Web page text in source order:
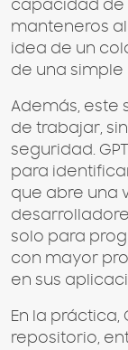
capacidad de
manteneros
idea de un
de una
Además, este
de trabajar,
seguridad.
para
que abre una
solo para
con mayor
en sus
En la
repositorio,